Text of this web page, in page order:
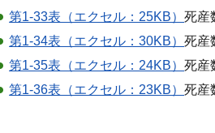
第1-33表（エクセル：25KB）死産
第1-34表（エクセル：30KB）死産
第1-35表（エクセル：24KB）死産
第1-36表（エクセル：23KB）死産